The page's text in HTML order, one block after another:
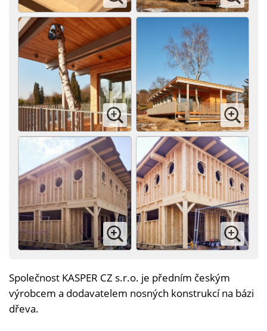
Společnost KASPER CZ s.r.o. je předním českým
výrobcem a dodavatelem nosných konstrukcí na bázi
dřeva.